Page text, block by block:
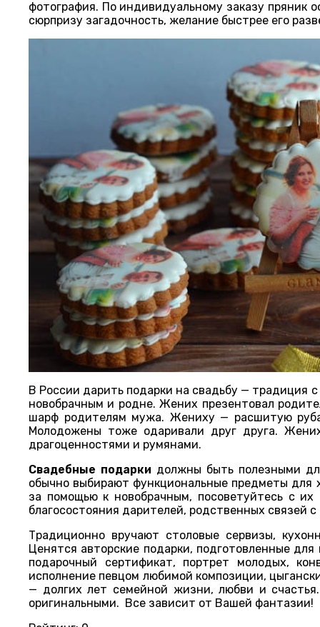
фотография. По индивидуальному заказу пряник
сюрпризу загадочность, желание быстрее его
В России дарить подарки на свадьбу — традиция
новобрачным и родне. Жених презентовал
шарф родителям мужа. Жениху — расшитую
Молодожены тоже одаривали друг друга.
драгоценностями и румянами.
Свадебные подарки должны быть полезными
обычно выбирают функциональные предметы для
за помощью к новобрачным, посоветуйтесь с
благосостояния дарителей, родственных связей
Традиционно вручают столовые сервизы,
Ценятся авторские подарки, подготовленные
подарочный сертификат, портрет молодых,
исполнение певцом любимой композиции,
— долгих лет семейной жизни, любви и
оригинальными. Все зависит от Вашей фантазии!